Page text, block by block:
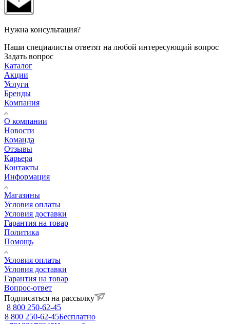
Нужна консультация?
Наши специалисты ответят на любой интересующий вопрос
Задать вопрос
Каталог
Акции
Услуги
Бренды
Компания
О компании
Новости
Команда
Отзывы
Карьера
Контакты
Информация
Магазины
Условия оплаты
Условия доставки
Гарантия на товар
Политика
Помощь
Условия оплаты
Условия доставки
Гарантия на товар
Вопрос-ответ
Подписаться на рассылку
8 800 250-62-45
8 800 250-62-45Бесплатно